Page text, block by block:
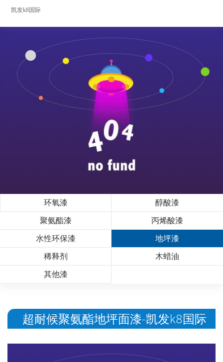
凯发k8国际
环氧漆 醇酸漆
聚氨酯漆 丙烯酸漆
水性环保漆 地坪漆
稀释剂 木蜡油
其他漆
超耐候聚氨酯地坪面漆-凯发k8国际